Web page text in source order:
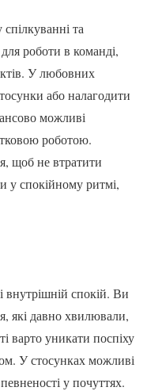
та
роботи в команді,
У любовних
або налагодити
можливі
роботою.
щоб не втратити
у спокійному ритмі,
внутрішній спокій. Ви
які давно хвилювали,
варто уникати поспіху
У стосунках можливі
у почуттях.